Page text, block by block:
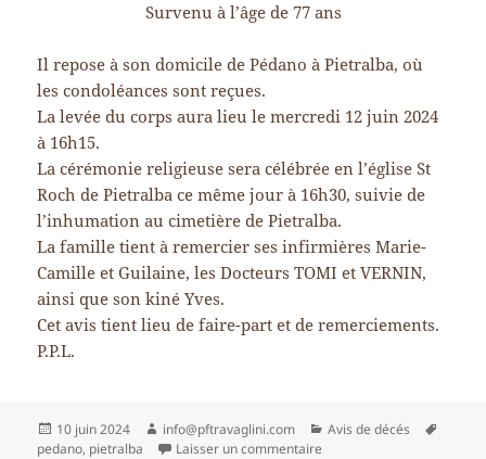
Survenu à l’âge de 77 ans
Il repose à son domicile de Pédano à Pietralba, où
les condoléances sont reçues.
La levée du corps aura lieu le mercredi 12 juin 2024
à 16h15.
La cérémonie religieuse sera célébrée en l’église St
Roch de Pietralba ce même jour à 16h30, suivie de
l’inhumation au cimetière de Pietralba.
La famille tient à remercier ses infirmières Marie-
Camille et Guilaine, les Docteurs TOMI et VERNIN,
ainsi que son kiné Yves.
Cet avis tient lieu de faire-part et de remerciements.
P.P.L.
Publié
le
10 juin 2024 Auteur
info@pftravaglini.com Catégories
Avis de décés
pedano, pietralba Laisser un commentaire